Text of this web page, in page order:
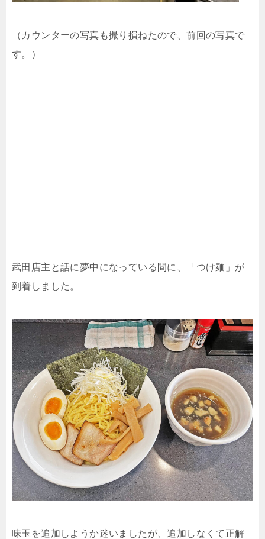
（カウンターの写真も撮り損ねたので、前回の写真で
す。）
武田店主と話に夢中になっている間に、「つけ麺」が
到着しました。
味玉を追加しようか迷いましたが、追加しなくて正解